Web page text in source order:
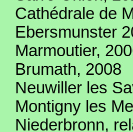
Cathédrale de
Ebersmunster
Marmoutier,
Brumath, 2008
Neuwiller les
Montigny les
Niederbronn,